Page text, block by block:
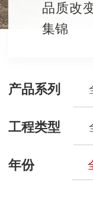
品质改
集锦
产品系列
工程类型
年份